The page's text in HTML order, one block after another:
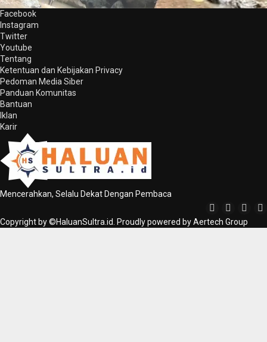
Facebook
Instagram
Twitter
Youtube
Tentang
Ketentuan dan Kebijakan Privacy
Pedoman Media Siber
Panduan Komunitas
Bantuan
Iklan
Karir
Mencerahkan, Selalu Dekat Dengan Pembaca
Copyright by ©HaluanSultra.id. Proudly powered by Aertech Group